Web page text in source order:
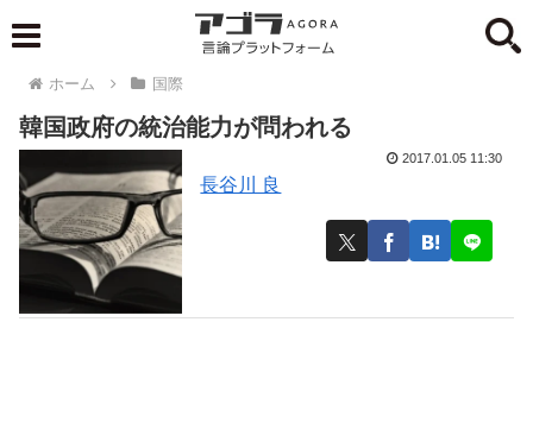
ホーム 国際
韓国政府の統治能力が問われる
長谷川 良
2017.01.05 11:30